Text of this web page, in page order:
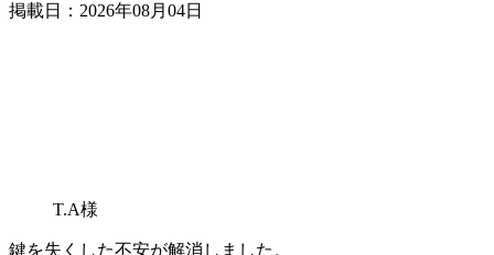
掲載日：2026年08月04日
T.A様
鍵を失くした不安が解消しました。